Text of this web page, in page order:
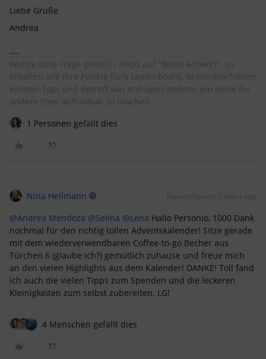
Liebe Grüße
Andrea
Wurde Eure Frage gelöst? - Klickt auf "Beste Antwort", so
erhalten alle ihre Punkte für's Leaderboard. Moderator*innen
können Tags und Betreff von Anfragen ändern, um diese für
andere User auffindbar zu machen.
1 Personen gefällt dies
Nina Hellmann Forum|Forum|3 years ago
@Andrea Mendoza @Selina @Lena Hallo Personio, 1000 Dank
nochmal für den richtig tollen Adventskalender! Sitze gerade
mit dem wiederverwendbaren Coffee-to-go Becher aus
Türchen 6 (glaube ich?) gemütlich zuhause und freue mich
an den vielen Highlights aus dem Kalender! DANKE! Toll fand
ich auch die vielen Tipps zum Spenden und die leckeren
Kleinigkeiten zum selbst zubereiten. LG!
4 Menschen gefällt dies